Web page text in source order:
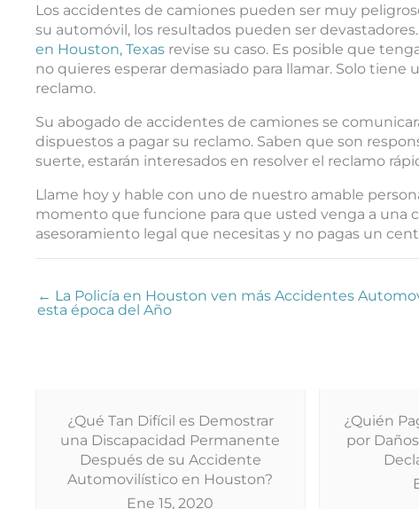
Los accidentes de camiones pueden ser muy
su automóvil, los resultados pueden ser
en Houston, Texas revise su caso. Es posible que
no quieres esperar demasiado para llamar. Solo
reclamo.
Su abogado de accidentes de camiones se
dispuestos a pagar su reclamo. Saben que son
suerte, estarán interesados ​​en resolver el reclamo
Llame hoy y hable con uno de nuestro amable
momento que funcione para que usted venga a una
asesoramiento legal que necesitas y no pagas un
← La Policía en Houston ven más Accidentes
esta época del Año
¿Qué Tan Difícil es Demostrar
una Discapacidad Permanente
Después de su Accidente
Automovilístico en Houston?
Ene 15, 2020
¿Quién
por